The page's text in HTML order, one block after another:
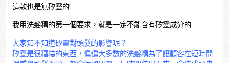
這款也是無矽靈的
我用洗髮精的第一個要求，就是一定不能含有矽靈成分的
大家知不知道矽靈對頭髮的影響呢？
矽靈是很糟糕的東西，偏偏大多數的洗髮精為了讓顧客在短時間